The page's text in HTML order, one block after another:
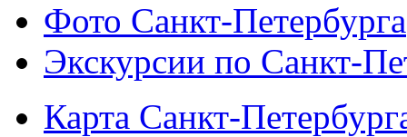
Фото Санкт-Петербурга
Экскурсии по Санкт-
Карта Санкт-